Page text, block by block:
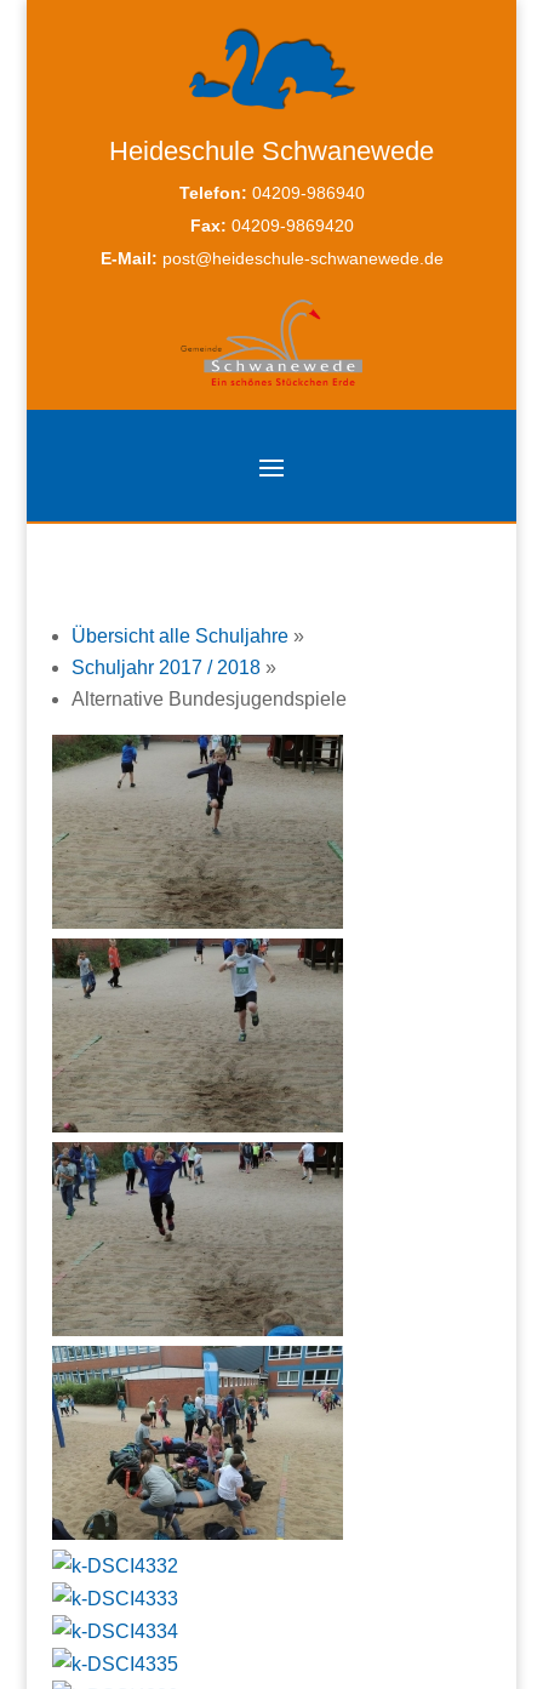
Heideschule Schwanewede
Telefon: 04209-986940
Fax: 04209-9869420
E-Mail: post@heideschule-schwanewede.de
Übersicht alle Schuljahre »
Schuljahr 2017 / 2018 »
Alternative Bundesjugendspiele